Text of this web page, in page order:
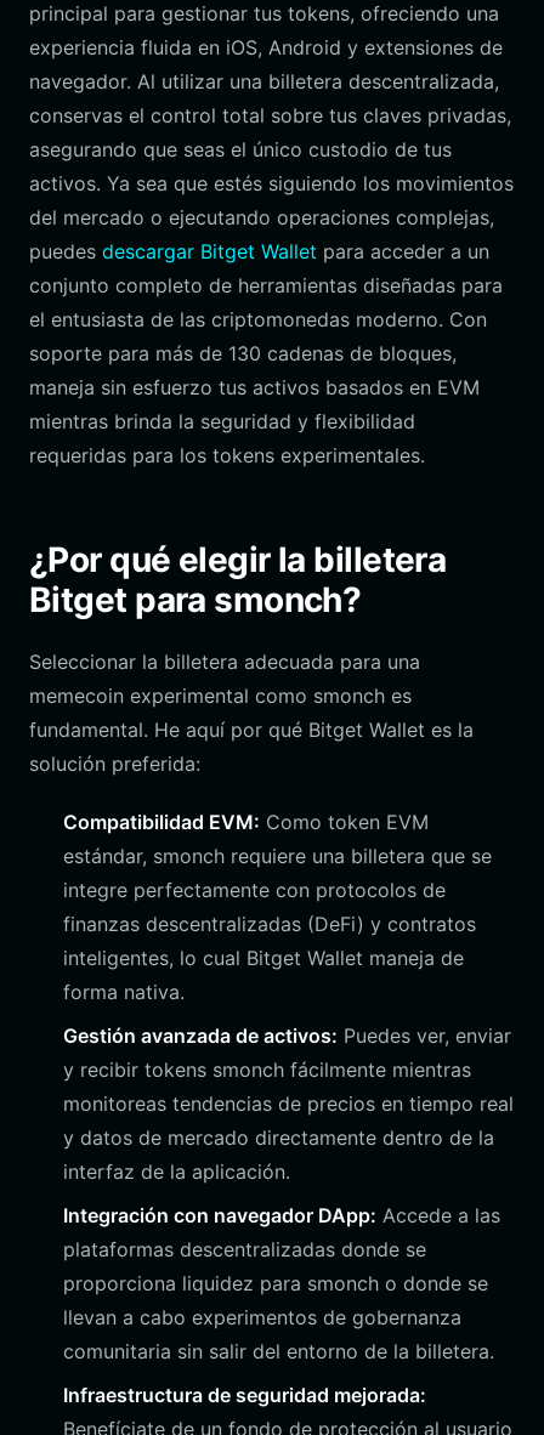
principal para gestionar tus tokens, ofreciendo una
experiencia fluida en iOS, Android y extensiones de
navegador. Al utilizar una billetera descentralizada,
conservas el control total sobre tus claves privadas,
asegurando que seas el único custodio de tus
activos. Ya sea que estés siguiendo los movimientos
del mercado o ejecutando operaciones complejas,
puedes descargar Bitget Wallet para acceder a un
conjunto completo de herramientas diseñadas para
el entusiasta de las criptomonedas moderno. Con
soporte para más de 130 cadenas de bloques,
maneja sin esfuerzo tus activos basados en EVM
mientras brinda la seguridad y flexibilidad
requeridas para los tokens experimentales.
¿Por qué elegir la billetera
Bitget para smonch?
Seleccionar la billetera adecuada para una
memecoin experimental como smonch es
fundamental. He aquí por qué Bitget Wallet es la
solución preferida:
Compatibilidad EVM: Como token EVM
estándar, smonch requiere una billetera que se
integre perfectamente con protocolos de
finanzas descentralizadas (DeFi) y contratos
inteligentes, lo cual Bitget Wallet maneja de
forma nativa.
Gestión avanzada de activos: Puedes ver, enviar
y recibir tokens smonch fácilmente mientras
monitoreas tendencias de precios en tiempo real
y datos de mercado directamente dentro de la
interfaz de la aplicación.
Integración con navegador DApp: Accede a las
plataformas descentralizadas donde se
proporciona liquidez para smonch o donde se
llevan a cabo experimentos de gobernanza
comunitaria sin salir del entorno de la billetera.
Infraestructura de seguridad mejorada:
Benefíciate de un fondo de protección al usuario